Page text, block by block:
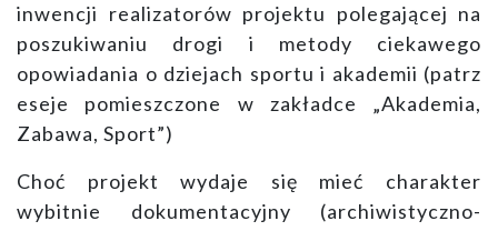
inwencji realizatorów projektu polegającej na
poszukiwaniu drogi i metody ciekawego
opowiadania o dziejach sportu i akademii (patrz
eseje pomieszczone w zakładce „Akademia,
Zabawa, Sport”)
Choć projekt wydaje się mieć charakter
wybitnie dokumentacyjny (archiwistyczno-